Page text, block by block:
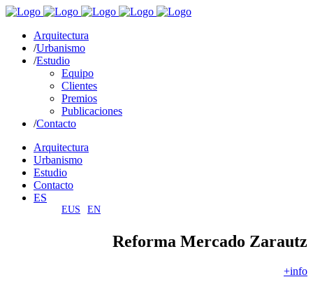
Arquitectura
Urbanismo
Estudio
Equipo
Clientes
Premios
Publicaciones
Contacto
Arquitectura
Urbanismo
Estudio
Contacto
ES
EUS EN
Reforma Mercado Zarautz
+info